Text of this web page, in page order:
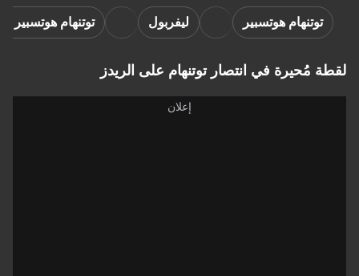
توتنهام هوتسبير ليفربول توتنهام هوتسبير
لقطة مُحيرة في انتصار توتنهام على الريدز